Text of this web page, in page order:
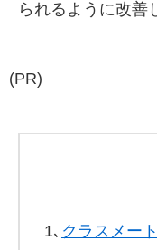
られるように改善
(PR)
目
1､ クラスメー